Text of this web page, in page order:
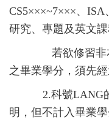
CS5×××~7×××、 ISA、
研究、專題及英文課
若欲修習非本
之畢業學分，須先經
2.科號LANG
明，但不計入畢業學